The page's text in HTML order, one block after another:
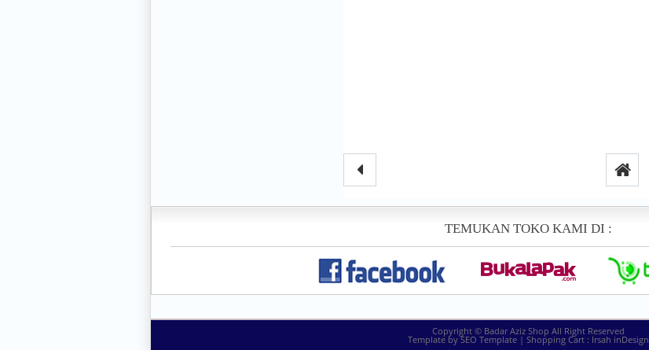
TEMUKAN TOKO KAMI DI :
Copyright © Badar Aziz Shop All Right Reserved
Template bySEO Template| Shopping Cart : Irsah inDesign